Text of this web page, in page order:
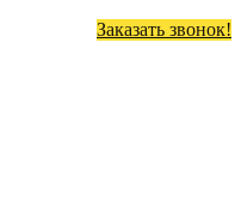
Заказать звонок!